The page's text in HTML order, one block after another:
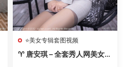
⭐美女专辑套图视频
♈ 唐安琪 – 全套秀人网美女写